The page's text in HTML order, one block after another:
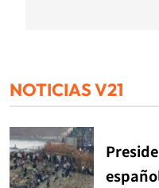
NOTICIAS V21